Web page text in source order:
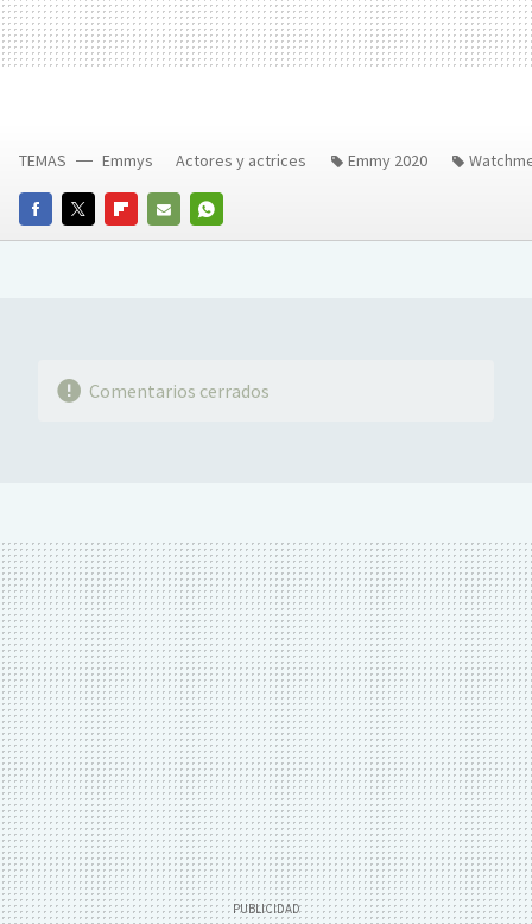
FACEBOOKTWITTERFLIPBOARD
E-
WHATSAPP
TEMAS Emmys Actores y actrices Emmy 2020
Comentarios cerrados